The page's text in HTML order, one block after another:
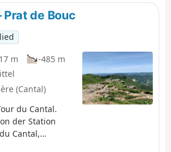
Prat de Bouc
m
-485 m
(Cantal)
du Cantal.
der Station
Cantal,